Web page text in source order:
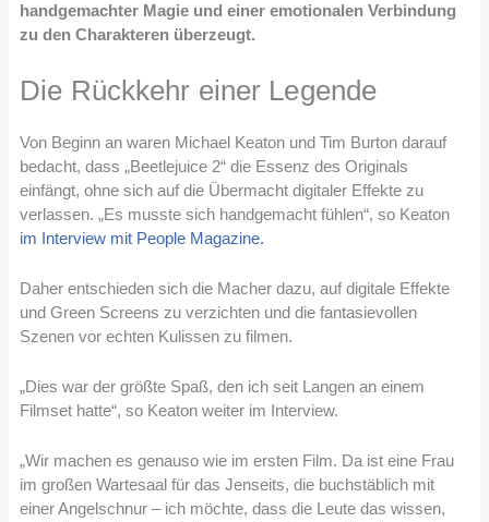
handgemachter Magie und einer emotionalen Verbindung
zu den Charakteren überzeugt.
Die Rückkehr einer Legende
Von Beginn an waren Michael Keaton und Tim Burton darauf
bedacht, dass „Beetlejuice 2“ die Essenz des Originals
einfängt, ohne sich auf die Übermacht digitaler Effekte zu
verlassen. „Es musste sich handgemacht fühlen“, so Keaton
im Interview mit People Magazine.
Daher entschieden sich die Macher dazu, auf digitale Effekte
und Green Screens zu verzichten und die fantasievollen
Szenen vor echten Kulissen zu filmen.
„Dies war der größte Spaß, den ich seit Langen an einem
Filmset hatte“, so Keaton weiter im Interview.
„Wir machen es genauso wie im ersten Film. Da ist eine Frau
im großen Wartesaal für das Jenseits, die buchstäblich mit
einer Angelschnur – ich möchte, dass die Leute das wissen,